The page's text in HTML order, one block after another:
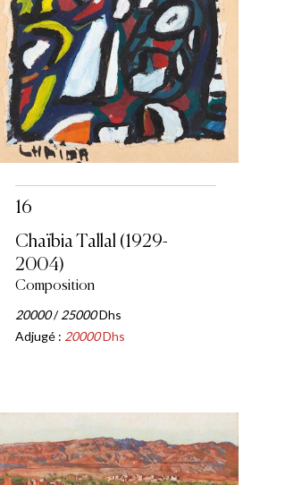
16
Chaïbia Tallal (1929-
2004)
Composition
20000/25000Dhs
Adjugé : 20000Dhs